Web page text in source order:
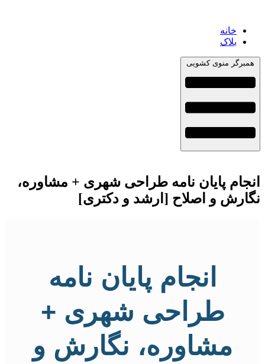
خانه
بلاک
همبرگر منوی کشویی
انجام پایان نامه طراحی شهری + مشاوره،
نگارش و اصلاح [ارشد و دکتری]
انجام پایان نامه
طراحی شهری +
مشاوره، نگارش و